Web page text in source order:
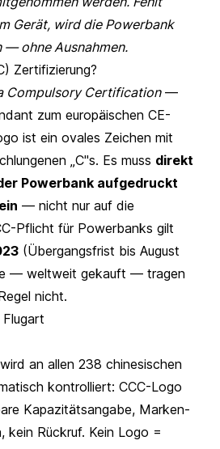
Gerät, wird die Powerbank
ohne Ausnahmen.
Zertifizierung?
Compulsory Certification—
zum europäischen CE-
ist ein ovales Zeichen mit
„C"s. Es muss direkt
Powerbank aufgedruckt
— nicht nur auf die
Pflicht für Powerbanks gilt
(Übergangsfrist bis August
— weltweit gekauft — tragen
nicht.
wird an allen 238 chinesischen
kontrolliert: CCC-Logo
Kapazitätsangabe, Marken-
kein Rückruf. Kein Logo =